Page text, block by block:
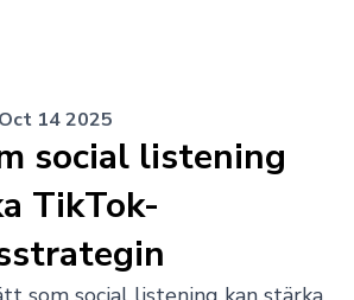
Oct 14 2025
social listening
TikTok-